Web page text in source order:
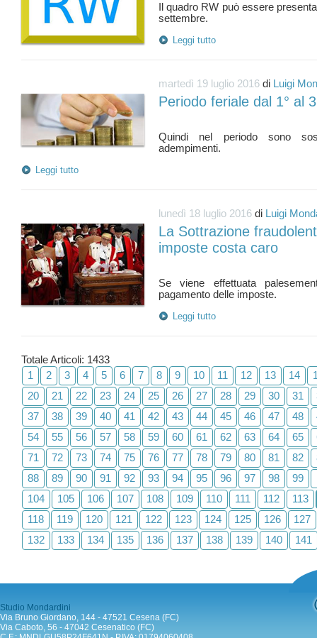
Il quadro RW può essere
Leggi tutto
martedì 19 luglio 2016 di Luigi
Periodo feriale dal 1° al
Quindi nel periodo sono
Leggi tutto
lunedì 18 luglio 2016 di Luigi
La Sottrazione
imposte costa caro
Se viene effettuata
Leggi tutto
Totale Articoli: 1433
1
2 3 4 5 6 7 8 9 10 11 12 13 14
20
21 22 23 24 25 26 27 28 29 30 31
37
38 39 40 41 42 43 44 45 46 47 48
54
55 56 57 58 59 60 61 62 63 64 65
71
72 73 74 75 76 77 78 79 80 81 82
88
89 90 91 92 93 94 95 96 97 98 99
104
105 106 107 108 109 110 111 112
113
118
119 120 121 122 123 124 125 126
127
132
133 134 135 136 137 138 139 140 141
Studio Mondardini
Via Bruno Giordano, 144 - 47521 Cesena (FC)
Via Caboto, 56 - 47042 Cesenatico (FC)